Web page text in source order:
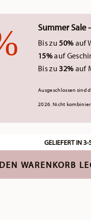
Summer Sale
Bis zu 50% auf
15%auf
Bis zu32% auf
Ausgeschlossen sind
2026. Nicht
GELIEFERT IN
WARENKORB